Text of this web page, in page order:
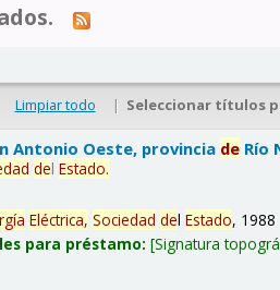
Limpiar todo | Seleccionar títulos
Antonio Oeste, provincia de Río
delEstado.
Eléctrica, Sociedad delEstado, 1988
para préstamo: Signatura